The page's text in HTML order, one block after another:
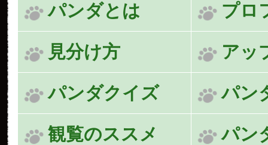
パンダとは プロ
見分け方 アッ
パンダクイズ パン
観覧のススメ パン